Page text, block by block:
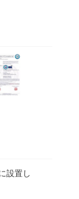
設置し